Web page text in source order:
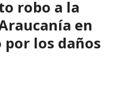
robo a la
en
los daños